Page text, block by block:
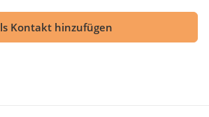
Kontakt hinzufügen